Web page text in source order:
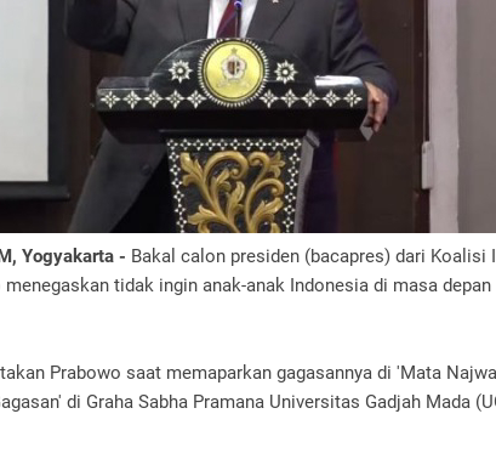
Yogyakarta - Bakal calon presiden (bacapres) dari Koalisi
tidak ingin anak-anak Indonesia di masa
Prabowo saat memaparkan gagasannya di 'Mata
di Graha Sabha Pramana Universitas Gadjah Mada